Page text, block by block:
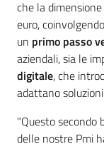
che la
euro,
un primo passo
aziendali, sia le
digitale, che
adattano
"Questo secondo
delle nostre Pmi